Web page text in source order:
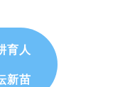
育人
新苗